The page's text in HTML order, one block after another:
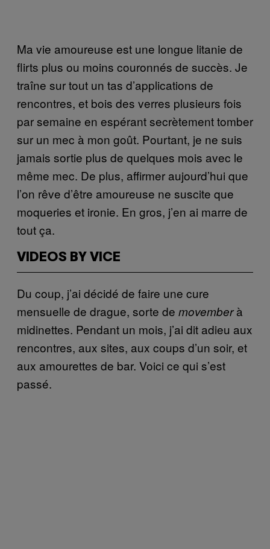
Ma vie amoureuse est une longue litanie de
flirts plus ou moins couronnés de succès. Je
traîne sur tout un tas d’applications de
rencontres, et bois des verres plusieurs fois
par semaine en espérant secrètement tomber
sur un mec à mon goût. Pourtant, je ne suis
jamais sortie plus de quelques mois avec le
même mec. De plus, affirmer aujourd’hui que
l’on rêve d’être amoureuse ne suscite que
moqueries et ironie. En gros, j’en ai marre de
tout ça.
VIDEOS BY VICE
Du coup, j’ai décidé de faire une cure
mensuelle de drague, sorte de movemberà
midinettes. Pendant un mois, j’ai dit adieu aux
rencontres, aux sites, aux coups d’un soir, et
aux amourettes de bar. Voici ce qui s’est
passé.